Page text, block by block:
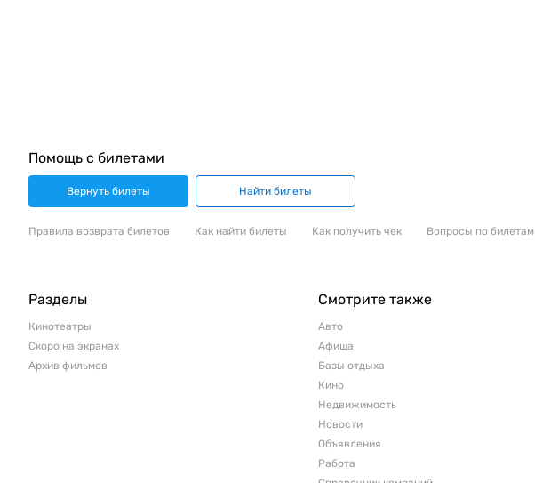
Помощь с билетами
Вернуть билеты Найти билеты
Правила возврата билетов Как найти билеты Как получить чек Вопросы по билетам
Разделы
Кинотеатры
Скоро на экранах
Архив фильмов
Смотрите также
Авто
Афиша
Базы отдыха
Кино
Недвижимость
Новости
Объявления
Работа